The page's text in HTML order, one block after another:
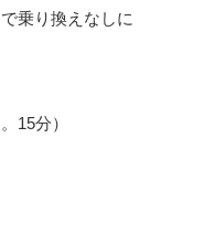
乗り換えなしに
15分）